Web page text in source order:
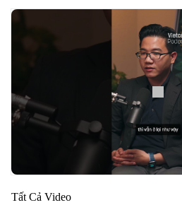
Tất Cả Video